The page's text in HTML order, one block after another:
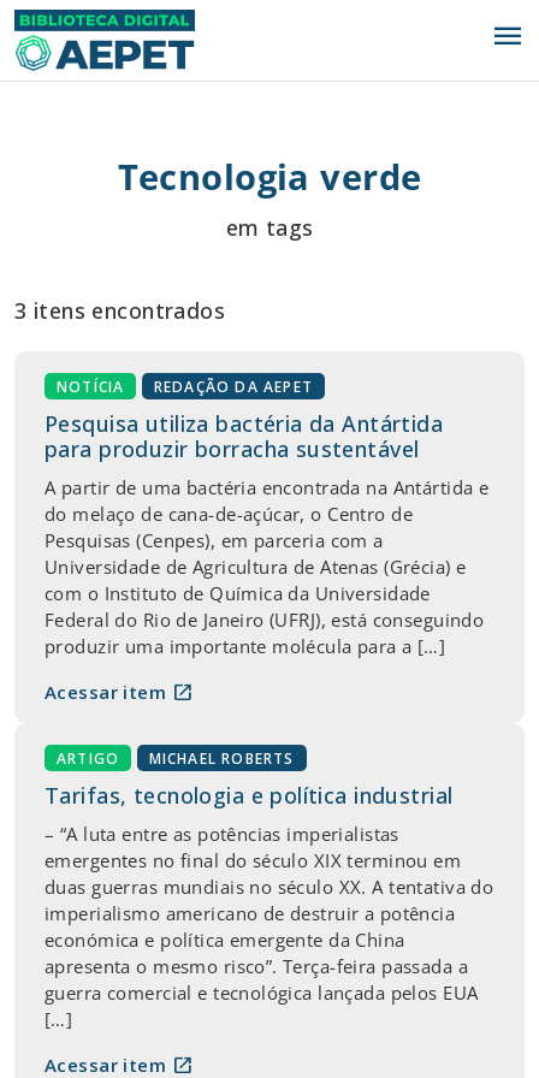
menu
Tecnologia verde
em tags
3 itens encontrados
NOTÍCIA REDAÇÃO DA AEPET
Pesquisa utiliza bactéria da Antártida
para produzir borracha sustentável
A partir de uma bactéria encontrada na Antártida e
do melaço de cana-de-açúcar, o Centro de
Pesquisas (Cenpes), em parceria com a
Universidade de Agricultura de Atenas (Grécia) e
com o Instituto de Química da Universidade
Federal do Rio de Janeiro (UFRJ), está conseguindo
produzir uma importante molécula para a […]
Acessar item open_in_new
ARTIGO MICHAEL ROBERTS
Tarifas, tecnologia e política industrial
– “A luta entre as potências imperialistas
emergentes no final do século XIX terminou em
duas guerras mundiais no século XX. A tentativa do
imperialismo americano de destruir a potência
económica e política emergente da China
apresenta o mesmo risco”. Terça-feira passada a
guerra comercial e tecnológica lançada pelos EUA
[…]
Acessar item open_in_new